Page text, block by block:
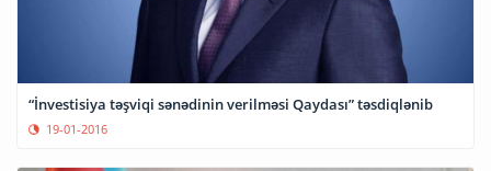
“İnvestisiya təşviqi sənədinin verilməsi Qaydası” təsdiqlənib
19-01-2016